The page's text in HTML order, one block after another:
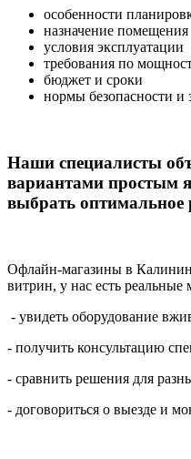
особенности
назначение помещения
условия эксплуатации
требования по
бюджет и сроки
нормы безопасности и
Наши специалисты
вариантами простым
выбрать оптимальное
Офлайн-магазины в
витрин, у нас есть
- увидеть оборудование
- получить консультацию
- сравнить решения для
- договориться о выезде и